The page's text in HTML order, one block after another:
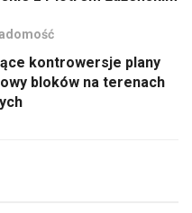
kontrowersje plany
bloków na terenach